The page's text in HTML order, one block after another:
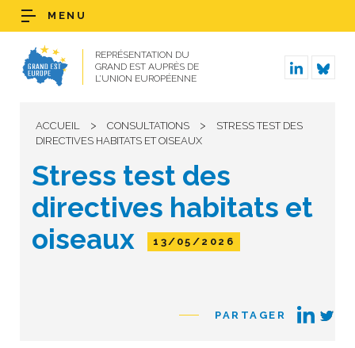
REPRÉSENTATION DU
GRAND EST AUPRÈS DE
L’UNION EUROPÉENNE
MENU
ACCUEIL > CONSULTATIONS >
STRESS TEST DES
DIRECTIVES HABITATS ET OISEAUX
Stress test des
directives habitats et
oiseaux
13/05/2026
PARTAGER